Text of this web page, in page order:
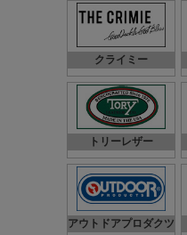
クライミー
トリーレザー
アウトドアプロダクツ